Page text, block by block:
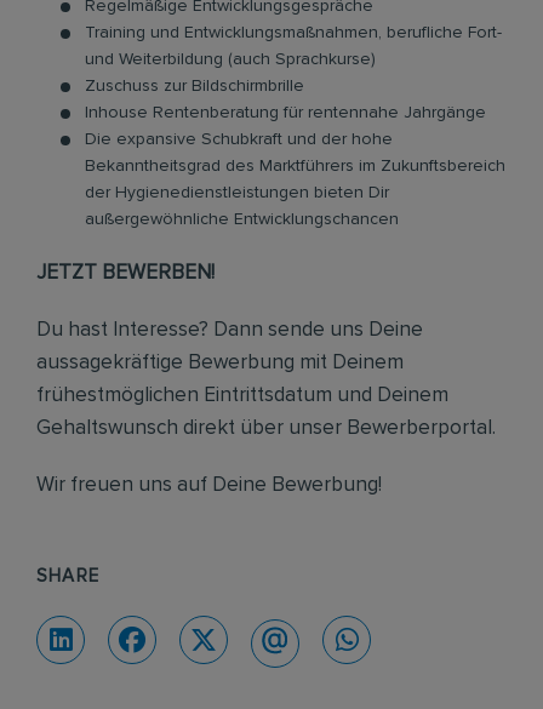
Regelmäßige Entwicklungsgespräche
Training und Entwicklungsmaßnahmen, berufliche Fort-
und Weiterbildung (auch Sprachkurse)
Zuschuss zur Bildschirmbrille
Inhouse Rentenberatung für rentennahe Jahrgänge
Die expansive Schubkraft und der hohe
Bekanntheitsgrad des Marktführers im Zukunftsbereich
der Hygienedienstleistungen bieten Dir
außergewöhnliche Entwicklungschancen
JETZT BEWERBEN!
Du hast Interesse? Dann sende uns Deine
aussagekräftige Bewerbung mit Deinem
frühestmöglichen Eintrittsdatum und Deinem
Gehaltswunsch direkt über unser Bewerberportal.
Wir freuen uns auf Deine Bewerbung!
SHARE